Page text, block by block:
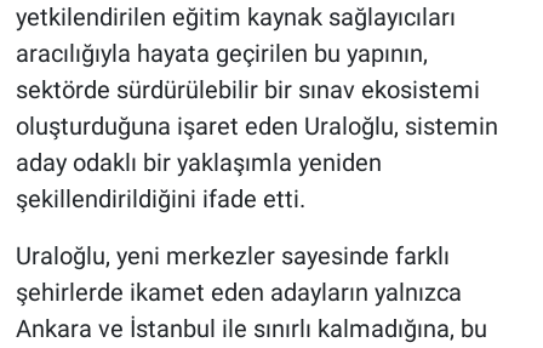
yetkilendirilen eğitim kaynak sağlayıcıları
aracılığıyla hayata geçirilen bu yapının,
sektörde sürdürülebilir bir sınav ekosistemi
oluşturduğuna işaret eden Uraloğlu, sistemin
aday odaklı bir yaklaşımla yeniden
şekillendirildiğini ifade etti.
Uraloğlu, yeni merkezler sayesinde farklı
şehirlerde ikamet eden adayların yalnızca
Ankara ve İstanbul ile sınırlı kalmadığına, bu